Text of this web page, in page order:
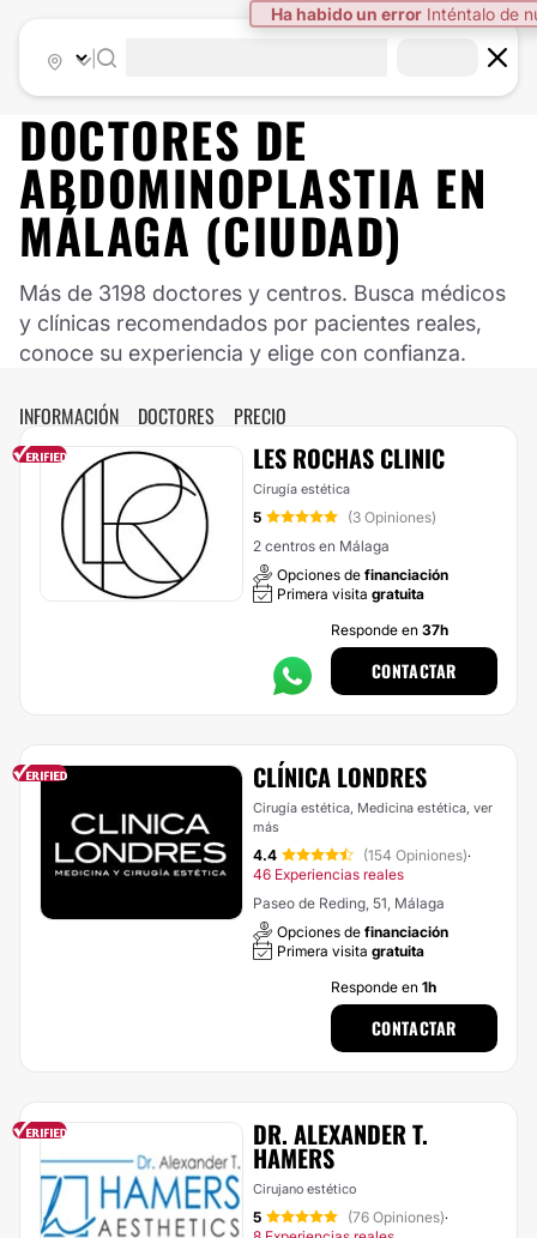
Ha habido un error Inténtalo de
DOCTORES DE
ABDOMINOPLASTIA EN
MÁLAGA (CIUDAD)
Más de 3198 doctores y centros. Busca médicos
y clínicas recomendados por pacientes reales,
conoce su experiencia y elige con confianza.
INFORMACIÓN DOCTORES PRECIO
LES ROCHAS CLINIC
Cirugía estética
5
(3 Opiniones)
2 centros en Málaga
Opciones de financiación
Primera visita gratuita
Responde en 37h
CONTACTAR
CLÍNICA LONDRES
Cirugía estética, Medicina estética, ver
más
4.4 (154 Opiniones)·
46 Experiencias reales
Paseo de Reding, 51, Málaga
Opciones de financiación
Primera visita gratuita
Responde en 1h
CONTACTAR
DR. ALEXANDER T.
HAMERS
Cirujano estético
5 (76 Opiniones)·